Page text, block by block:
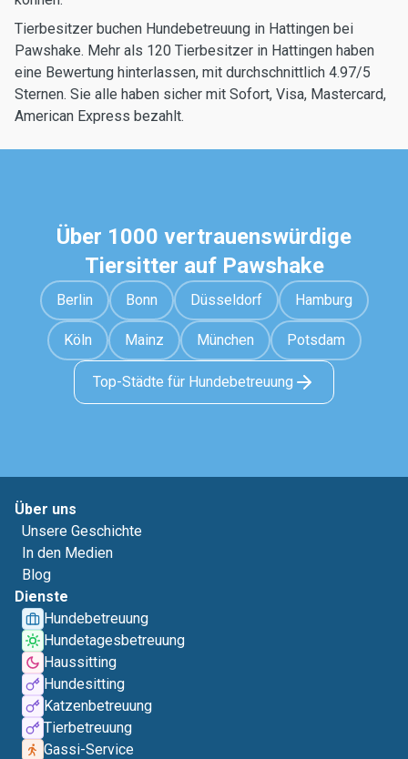
Tierbesitzer buchen Hundebetreuung in Hattingen bei
Pawshake. Mehr als 120 Tierbesitzer in Hattingen haben
eine Bewertung hinterlassen, mit durchschnittlich 4.97/5
Sternen. Sie alle haben sicher mit Sofort, Visa, Mastercard,
American Express bezahlt.
Über 1000 vertrauenswürdige
Tiersitter auf Pawshake
Berlin Bonn Düsseldorf Hamburg
Köln Mainz München Potsdam
Top-Städte für Hundebetreuung
Über uns
Unsere Geschichte
In den Medien
Blog
Dienste
Hundebetreuung
Hundetagesbetreuung
Haussitting
Hundesitting
Katzenbetreuung
Tierbetreuung
Gassi-Service